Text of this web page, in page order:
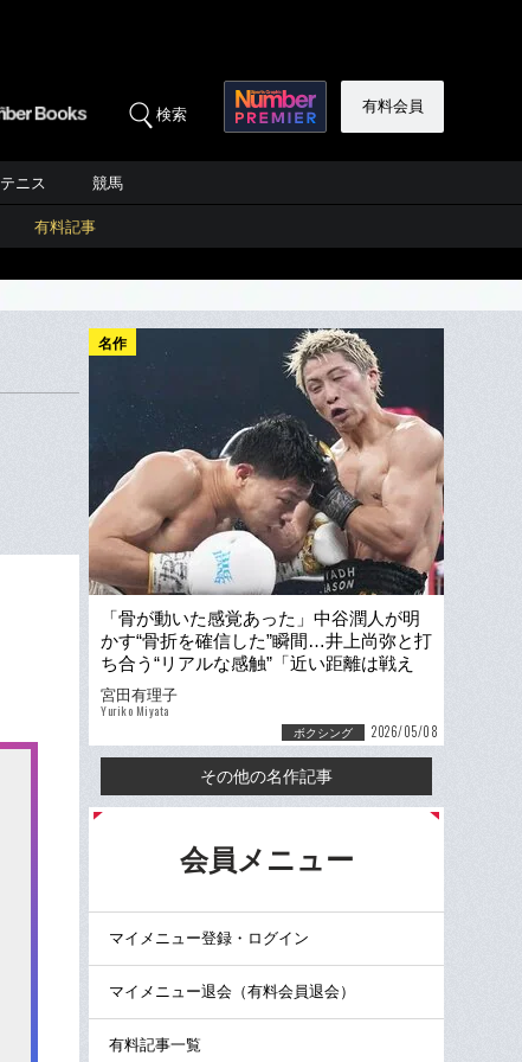
検索 有料会員
テニス 競馬
有料記事
名作
「骨が動いた感覚あった」中谷潤人が明
かす“骨折を確信した”瞬間…井上尚弥と打
ち合う“リアルな感触”「近い距離は戦え
る」「パンチ当たらない」
宮田有理子
Yuriko Miyata
ボクシング 2026/05/08
その他の名作記事
会員メニュー
マイメニュー登録・ログイン
マイメニュー退会（有料会員退会）
有料記事一覧